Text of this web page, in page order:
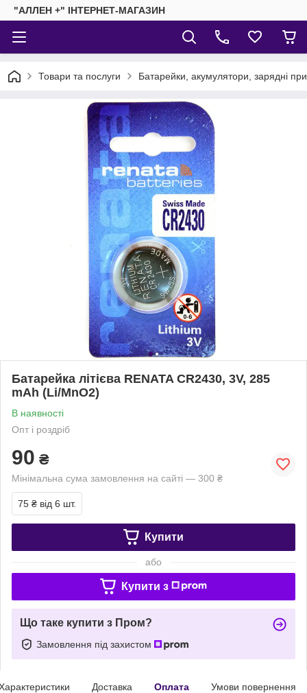
"АЛЛЕН +" ІНТЕРНЕТ-МАГАЗИН
Товари та послуги Батарейки, акумулятори, зарядні
Батарейка літієва RENATA CR2430, 3V, 285
mAh (Li/MnO2)
В наявності
Опт і роздріб
90 ₴
Мінімальна сума замовлення на сайті — 300 ₴
75 ₴ від 6 шт.
Купити
або
Купити з
Що таке купити з Пром?
Замовлення під захистом
Доставка Оплата Умови повернення